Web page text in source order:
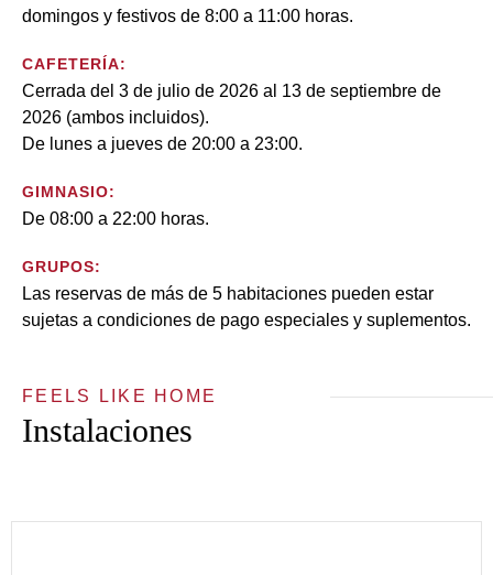
domingos y festivos de 8:00 a 11:00 horas.
CAFETERÍA:
Cerrada del 3 de julio de 2026 al 13 de septiembre de
2026 (ambos incluidos).
De lunes a jueves de 20:00 a 23:00.
GIMNASIO:
De 08:00 a 22:00 horas.
GRUPOS:
Las reservas de más de 5 habitaciones pueden estar
sujetas a condiciones de pago especiales y suplementos.
FEELS LIKE HOME
Instalaciones